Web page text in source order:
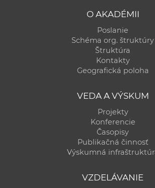
O AKADÉMII
Poslanie
Schéma org. štruktúry
Štruktúra
Kontakty
Geografická poloha
VEDA A VÝSKUM
Projekty
Konferencie
Časopisy
Publikačná činnosť
Výskumná
VZDELÁVANIE